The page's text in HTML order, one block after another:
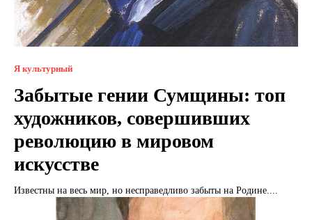
Я культурный
Забытые гении Сумщины: топ
художников, совершивших
революцию в мировом
искусстве
Известны на весь мир, но несправедливо забыты на Родине....